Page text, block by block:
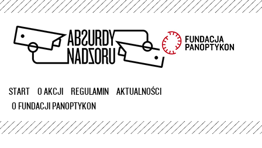
Przejdź
treści
START O AKCJI REGULAMIN
AKTUALNOŚCI
O FUNDACJI PANOPTYKON